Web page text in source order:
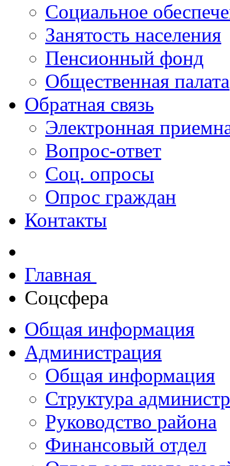
Социальное
Занятость населения
Пенсионный фонд
Общественная палата
Обратная связь
Электронная
Вопрос-ответ
Соц. опросы
Опрос граждан
Контакты
Главная
Соцсфера
Общая информация
Администрация
Общая информация
Структура
Руководство района
Финансовый отдел